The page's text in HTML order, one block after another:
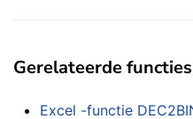
Gerelateerde
Excel -functie